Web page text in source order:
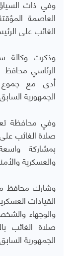
وفي ذات
العاصمة
الغائب على
وذكرت وكالة
الرئاسي
أدى مع جموع
الجمهورية
وفي محافظة
صلاة الغائب
بمشاركة
والعسكرية
وشارك محافظ
القيادات
والوجهاء
صلاة الغائب
الجمهورية